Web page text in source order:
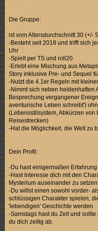
Die Gruppe:
ist vom Altersdurchschnitt 30 (+/-
-Besteht seit 2018 und trifft sich
Uhr
-Spielt per TS und roll20
-Erlebt eine Mischung aus
Story inklusive Pre- und Sequel
-Nutzt die 4.1er Regeln mit
-Nimmt sich neben heldenhaften
Besprechung vergangener
aventurische Leben schreibt')
(Lebensstilsystem, Abkürzen
Reisestrecken)
-Hat die Möglichkeit, die Welt zu
Dein Profil:
-Du hast einigermaßen
-Hast Interesse dich mit den
Mysterium auseinander zu setzen
-Du willst einen sowohl vorder-
schlüssigen Charakter spielen,
'lebendigen' Geschichte werden
-Samstags hast du Zeit und
du dich zeitig ab.